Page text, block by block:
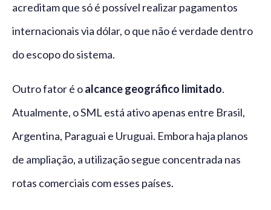
acreditam que só é possível realizar pagamentos
internacionais via dólar, o que não é verdade dentro
do escopo do sistema.
Outro fator é oalcance geográfico limitado.
Atualmente, o SML está ativo apenas entre Brasil,
Argentina, Paraguai e Uruguai. Embora haja planos
de ampliação, a utilização segue concentrada nas
rotas comerciais com esses países.